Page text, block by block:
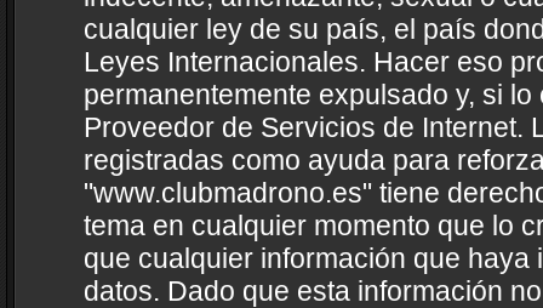
cualquier ley de su país, el país
Leyes Internacionales. Hacer eso
permanentemente expulsado y, si
Proveedor de Servicios de Internet.
registradas como ayuda para
"www.clubmadrono.es" tiene
tema en cualquier momento que lo
que cualquier información que
datos. Dado que esta información